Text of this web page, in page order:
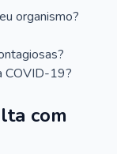
organismo?
COVID-19?
com